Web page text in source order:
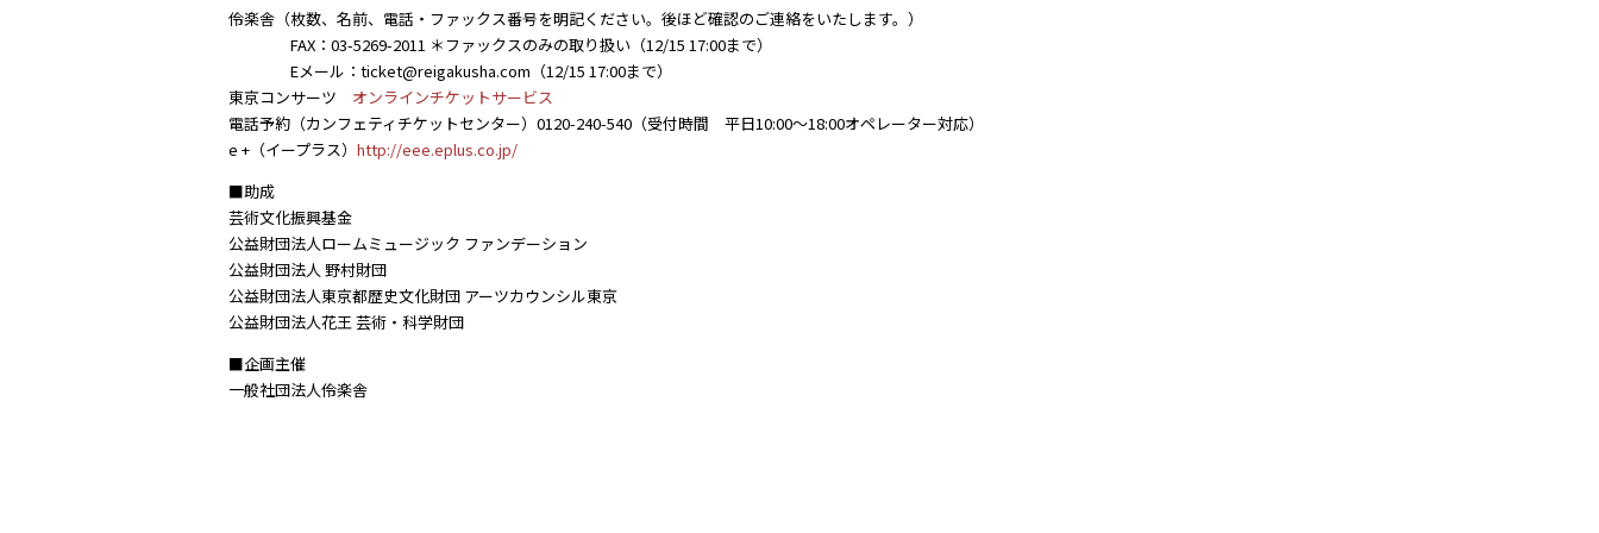
伶楽舎（枚数、名前、電話・ファックス番号を明記ください。後ほど確認のご連絡をいたします。）
FAX：03-5269-2011 ＊ファックスのみの取り扱い（12/15 17:00まで）
Eメール：ticket@reigakusha.com（12/15 17:00まで）
東京コンサーツ オンラインチケットサービス
電話予約（カンフェティチケットセンター）0120-240-540（受付時間 平日10:00～18:00オペレーター対応）
e +（イープラス） http://eee.eplus.co.jp/
■助成
芸術文化振興基金
公益財団法人ロームミュージック ファンデーション
公益財団法人 野村財団
公益財団法人東京都歴史文化財団 アーツカウンシル東京
公益財団法人花王 芸術・科学財団
■企画主催
一般社団法人伶楽舎